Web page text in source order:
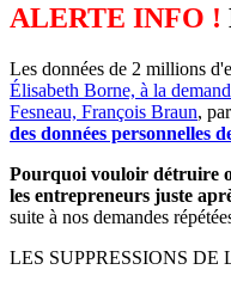
ALERTE INFO !
Les données de 2 millions
Élisabeth Borne, à la
Fesneau, François Braun,
des données personnelles
Pourquoi vouloir détruire
les entrepreneurs juste
suite à nos demandes
LES SUPPRESSIONS